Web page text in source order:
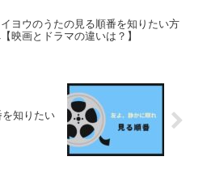
ヨウのうたの見る順番を知りたい方
映画とドラマの違いは？】
知りたい